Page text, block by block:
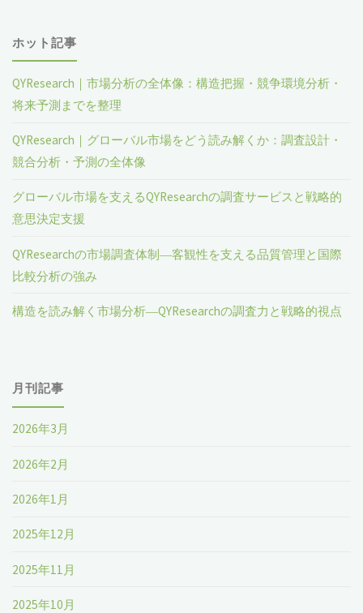
ホット記事
QYResearch｜市場分析の全体像：構造把握・競争環境分析・
将来予測までを整理
QYResearch｜グローバル市場をどう読み解くか：調査設計・
競合分析・予測の全体像
グローバル市場を支えるQYResearchの調査サービスと戦略的
意思決定支援
QYResearchの市場調査体制―客観性を支える品質管理と国際
比較分析の強み
構造を読み解く市場分析―QYResearchの調査力と戦略的視点
月刊記事
2026年3月
2026年2月
2026年1月
2025年12月
2025年11月
2025年10月